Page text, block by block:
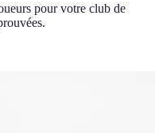
pour votre club de